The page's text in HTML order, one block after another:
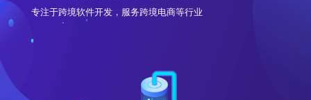
专注于跨境软件开发，服务跨境电商等行业